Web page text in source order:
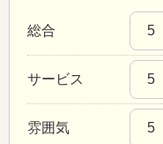
総合 5
サービス 5
雰囲気 5